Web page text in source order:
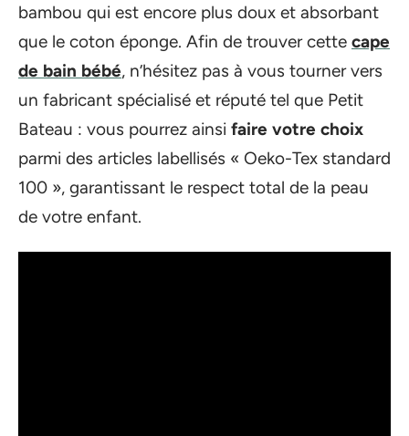
bambou qui est encore plus doux et absorbant
que le coton éponge. Afin de trouver cette cape
de bain bébé, n’hésitez pas à vous tourner vers
un fabricant spécialisé et réputé tel que Petit
Bateau : vous pourrez ainsi faire votre choix
parmi des articles labellisés « Oeko-Tex standard
100 », garantissant le respect total de la peau
de votre enfant.